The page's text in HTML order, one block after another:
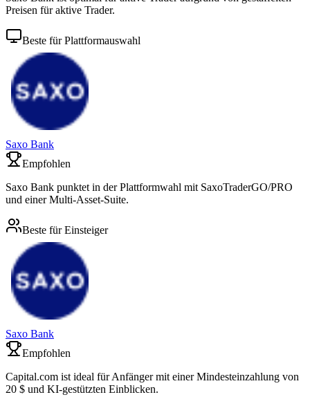
Preisen für aktive Trader.
Beste für Plattformauswahl
Saxo Bank
Empfohlen
Saxo Bank punktet in der Plattformwahl mit SaxoTraderGO/PRO
und einer Multi-Asset-Suite.
Beste für Einsteiger
Saxo Bank
Empfohlen
Capital.com ist ideal für Anfänger mit einer Mindesteinzahlung von
20 $ und KI-gestützten Einblicken.